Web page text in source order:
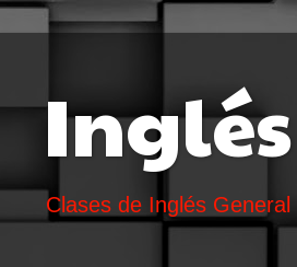
Clases de Inglés General